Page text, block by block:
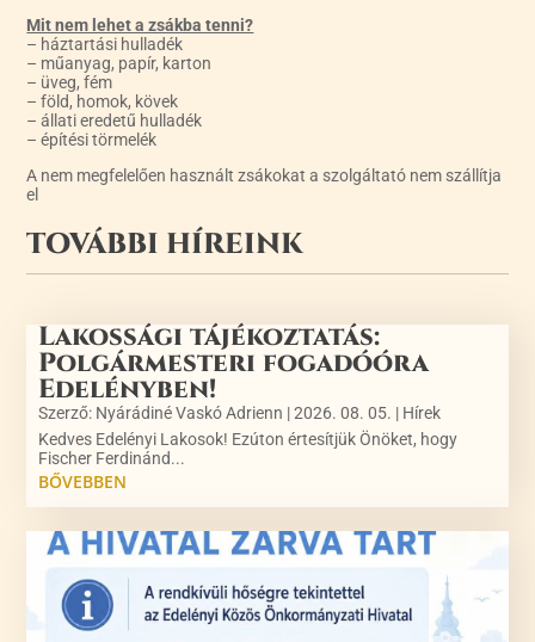
Mit nem lehet a zsákba tenni?
– háztartási hulladék
– műanyag, papír, karton
– üveg, fém
– föld, homok, kövek
– állati eredetű hulladék
– építési törmelék
A nem megfelelően használt zsákokat a szolgáltató nem szállítja
el
TOVÁBBI HÍREINK
Lakossági tájékoztatás:
Polgármesteri fogadóóra
Edelényben!
Szerző: Nyárádiné Vaskó Adrienn |2026. 08. 05. | Hírek
Kedves Edelényi Lakosok! Ezúton értesítjük Önöket, hogy
Fischer Ferdinánd...
BŐVEBBEN